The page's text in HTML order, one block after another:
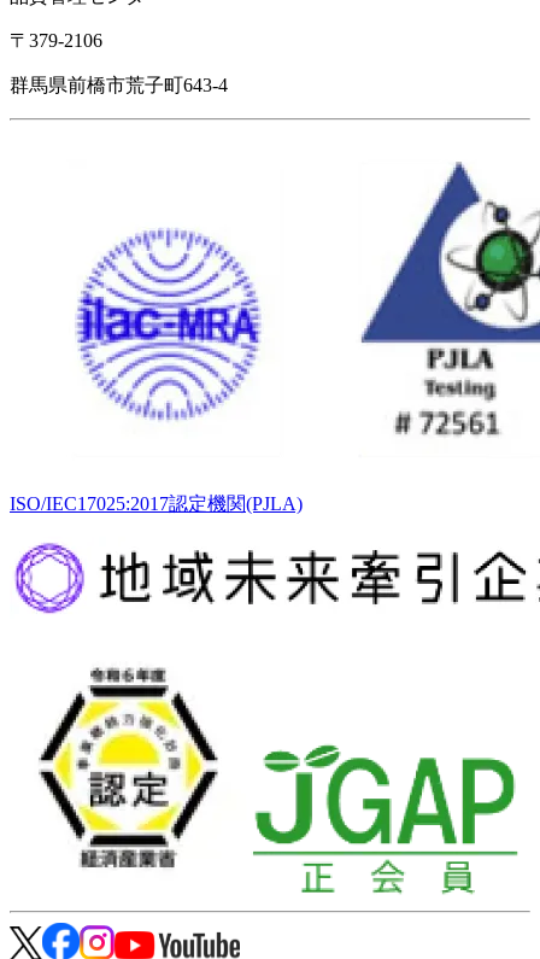
〒379-2106
群馬県前橋市荒子町643-4
ISO/IEC17025:2017認定機関(PJLA)